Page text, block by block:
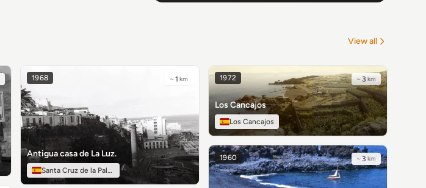
View all
1968 ~ 1 km
Antigua casa de La Luz.
Santa Cruz de la Palma
1972 ~3 km
Los Cancajos
Los Cancajos
1960 ~ 3 km